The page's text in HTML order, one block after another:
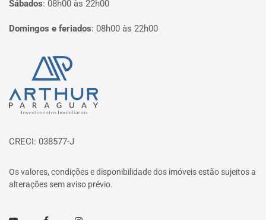
Sábados: 08h00 às 22h00
Domingos e feriados: 08h00 às 22h00
Página inicial
CRECI: 038577-J
Os valores, condições e disponibilidade dos imóveis estão sujeitos a
alterações sem aviso prévio.